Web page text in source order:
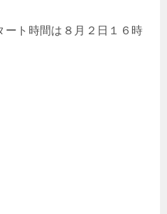
ート時間は８月２日１６時